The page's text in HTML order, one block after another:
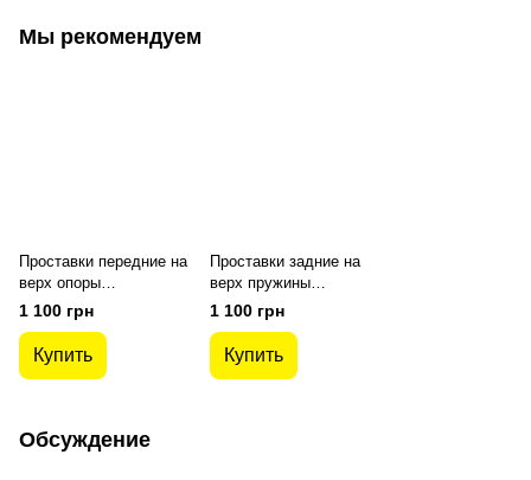
Мы рекомендуем
Проставки передние на
верх опоры
полиуретановые Skoda
Octavia A7 (2013-2019)
1 100 грн
Купить
Проставки задние на
верх пружины
полиуретановые Skoda
Octavia A7 (2013-2019)
1 100 грн
Купить
Обсуждение